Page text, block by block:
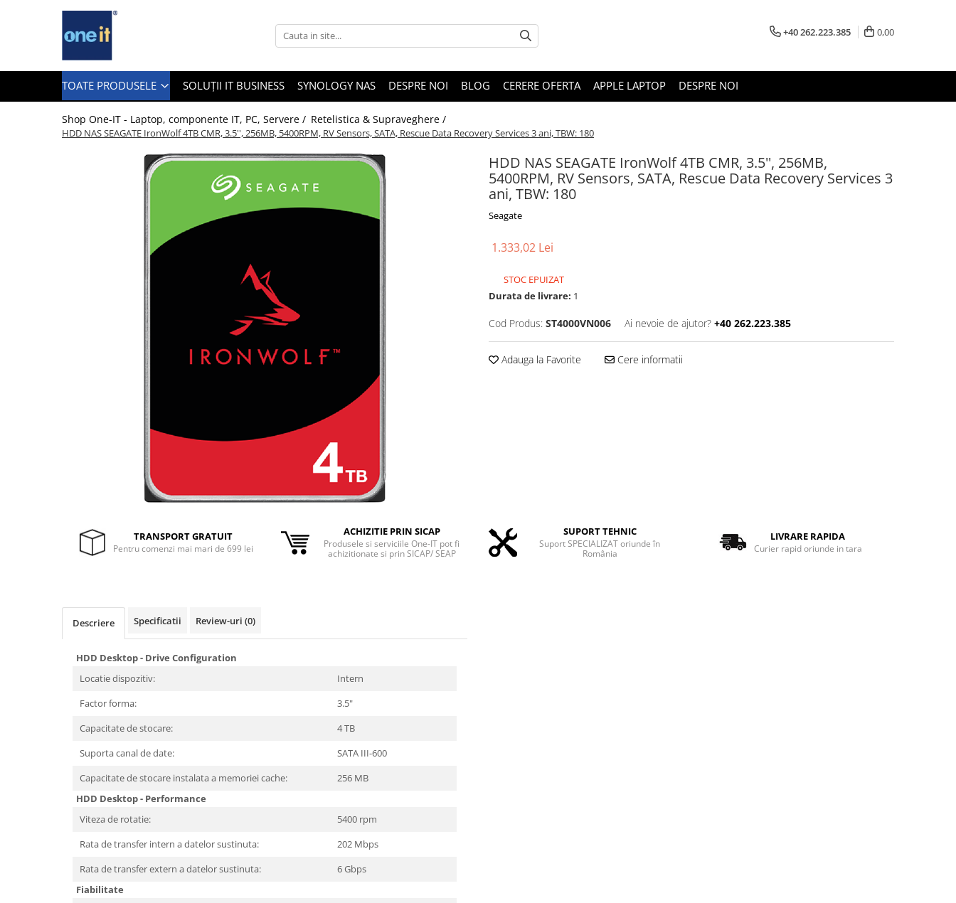
Toate Produsele
Laptop / Notebook
Sisteme Desktop & Monitoare
Microfoane & Casti Gaming
Mouse Gaming
Card Reader
Periferice PC
Componente PC
+40 262.223.385 0,00
TOATE PRODUSELE SOLUȚII IT BUSINESS SYNOLOGY NAS DESPRE NOI BLOG CERERE OFERTA APPLE LAPTOP DESPRE NOI
Shop One-IT - Laptop, componente IT, PC, Servere / Retelistica & Supraveghere /
HDD NAS SEAGATE IronWolf 4TB CMR, 3.5'', 256MB, 5400RPM, RV Sensors, SATA, Rescue Data Recovery Services 3 ani, TBW: 180
HDD NAS SEAGATE IronWolf 4TB CMR, 3.5'', 256MB,
5400RPM, RV Sensors, SATA, Rescue Data Recovery Services 3
ani, TBW: 180
Seagate
1.333,02 Lei
STOC EPUIZAT
Durata de livrare: 1
Cod Produs: ST4000VN006 Ai nevoie de ajutor? +40 262.223.385
Adauga la Favorite Cere informatii
TRANSPORT GRATUIT
Pentru comenzi mai mari de 699 lei
ACHIZITIE PRIN SICAP
Produsele si serviciile One-IT pot fi
achizitionate si prin SICAP/ SEAP
SUPORT TEHNIC
Suport SPECIALIZAT oriunde în
România
LIVRARE RAPIDA
Curier rapid oriunde in tara
Descriere Specificatii Review-uri (0)
HDD Desktop - Drive Configuration
Locatie dispozitiv:
Intern
Factor forma:
3.5"
Capacitate de stocare:
4 TB
Suporta canal de date:
SATA III-600
Capacitate de stocare instalata a memoriei cache:
256 MB
HDD Desktop - Performance
Viteza de rotatie:
5400 rpm
Rata de transfer intern a datelor sustinuta:
202 Mbps
Rata de transfer extern a datelor sustinuta:
6 Gbps
Fiabilitate